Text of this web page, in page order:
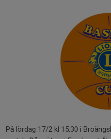
På lördag 17/2 kl 15:30 i